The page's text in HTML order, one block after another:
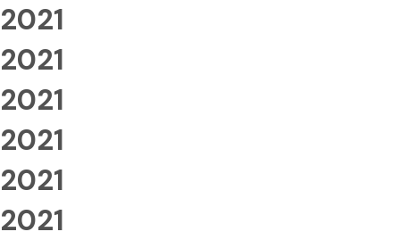
2021
2021
2021
2021
2021
2021